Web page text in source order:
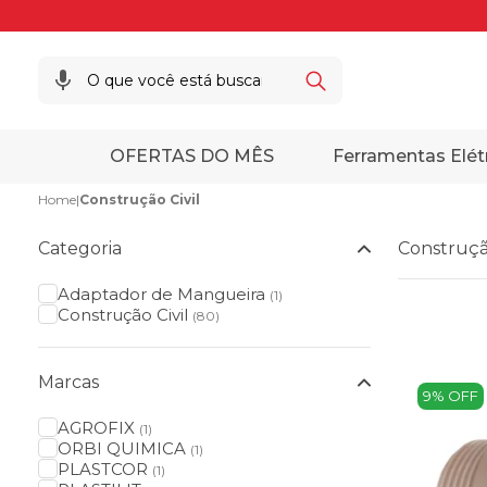
OFERTAS DO MÊS Ferramentas
Home|Construção Civil
Categoria
Adaptador de Mangueira (1)
Construção Civil (80)
Marcas
AGROFIX (1)
ORBI QUIMICA (1)
PLASTCOR (1)
9% OFF